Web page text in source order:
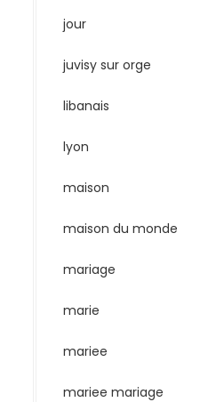
jour
juvisy sur orge
libanais
lyon
maison
maison du monde
mariage
marie
mariee
mariee mariage